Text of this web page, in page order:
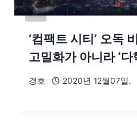
‘컴팩트 시티’ 오독
고밀화가 아니라 ‘다
경호 2020년 12월07일.